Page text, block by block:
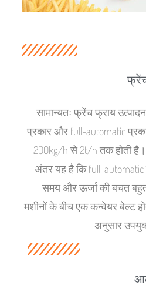
सामान्यतः फ्रेंच फ्राय
प्रकार और full-automatic
200kg/h से 2t/h तक होती है।
अंतर यह है कि full-
समय और ऊर्जा की बचत
मशीनों के बीच एक कन्वेयर बेल्ट
अनुसार